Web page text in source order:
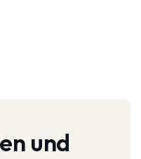
und